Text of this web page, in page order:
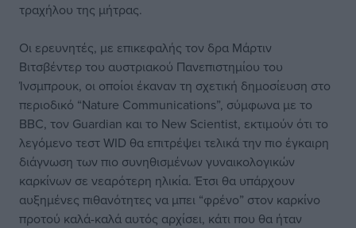
τραχήλου της μήτρας.
Οι ερευνητές, με επικεφαλής τον δρα Μάρτιν
Βιτσβέντερ του αυστριακού Πανεπιστημίου του
Ίνσμπρουκ, οι οποίοι έκαναν τη σχετική δημοσίευση στο
περιοδικό “Nature Communications”, σύμφωνα με το
BBC, τον Guardian και το New Scientist, εκτιμούν ότι το
λεγόμενο τεστ WID θα επιτρέψει τελικά την πιο έγκαιρη
διάγνωση των πιο συνηθισμένων γυναικολογικών
καρκίνων σε νεαρότερη ηλικία. Έτσι θα υπάρχουν
αυξημένες πιθανότητες να μπει “φρένο” στον καρκίνο
προτού καλά-καλά αυτός αρχίσει, κάτι που θα ήταν